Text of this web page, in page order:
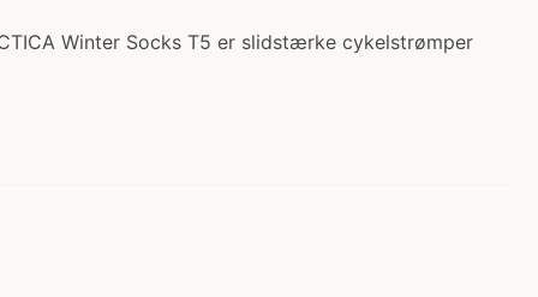
Winter Socks T5 er slidstærke cykelstrømper